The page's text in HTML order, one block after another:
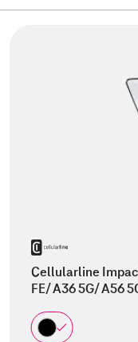
Cellularline
FE/ A36 5G/ A56